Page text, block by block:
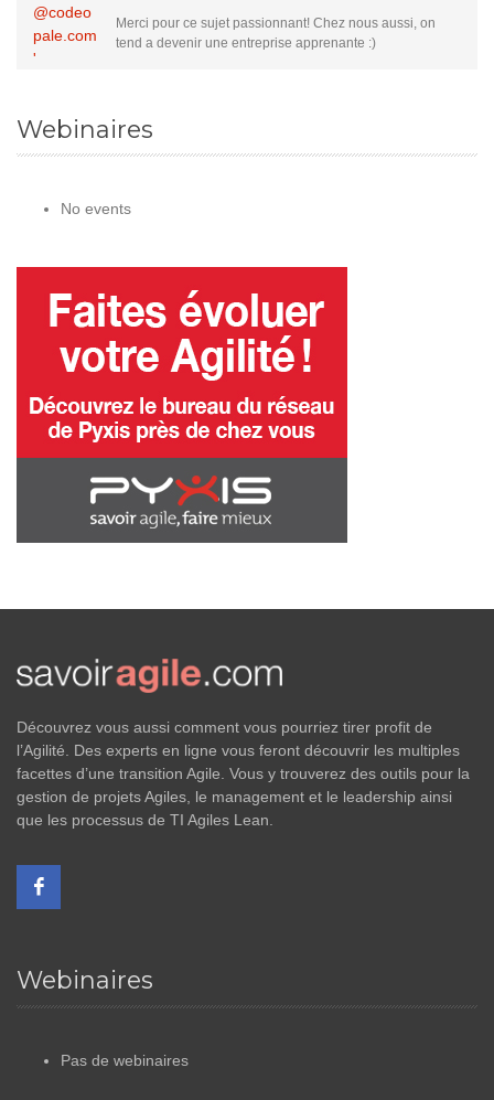
Merci pour ce sujet passionnant! Chez nous aussi, on
tend a devenir une entreprise apprenante :)
Webinaires
No events
Découvrez vous aussi comment vous pourriez tirer profit de
l’Agilité. Des experts en ligne vous feront découvrir les multiples
facettes d’une transition Agile. Vous y trouverez des outils pour la
gestion de projets Agiles, le management et le leadership ainsi
que les processus de TI Agiles Lean.
Webinaires
Pas de webinaires